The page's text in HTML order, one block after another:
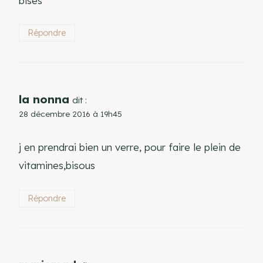
Répondre
la nonna dit :
28 décembre 2016 à 19h45
j en prendrai bien un verre, pour faire le plein de
vitamines,bisous
Répondre